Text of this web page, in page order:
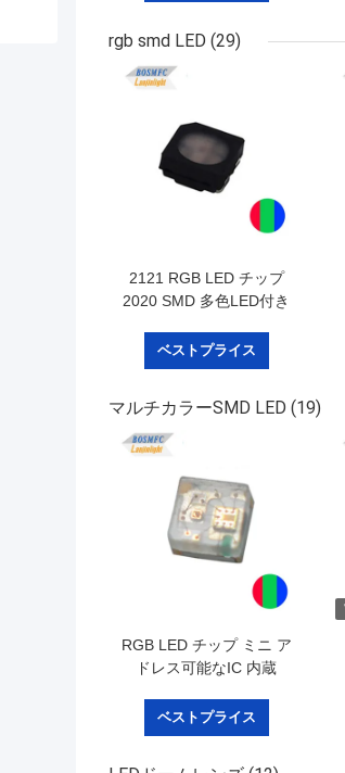
rgb smd LED (29)
2121 RGB LED チップ
2020 SMD 多色LED付き
イパネル
ベストプライス
マルチカラーSMD LED (19)
RGB LED チップ ミニ ア
ドレス可能なIC 内蔵
Color LED ディスプレイ
ベストプライス